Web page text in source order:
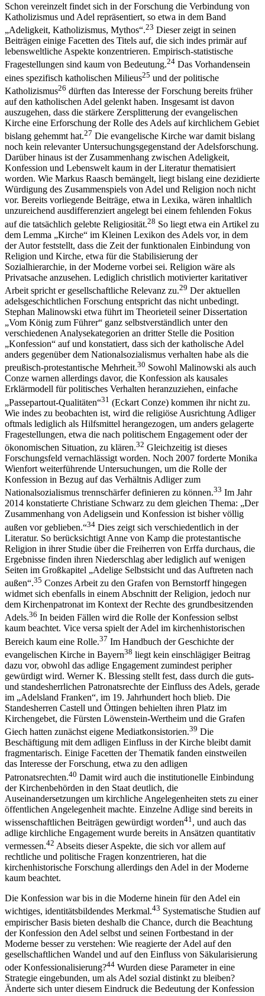
Schon vereinzelt findet sich in der Forschung die Verbindung von
Katholizismus und Adel repräsentiert, so etwa in dem Band
„Adeligkeit, Katholizismus, Mythos“.23 Dieser zeigt in seinen
Beiträgen einige Facetten des Titels auf, die sich indes primär auf
lebensweltliche Aspekte konzentrieren. Empirisch-statistische
Fragestellungen sind kaum von Bedeutung.24 Das Vorhandensein
eines spezifisch katholischen Milieus25 und der politische
Katholizismus26 dürften das Interesse der Forschung bereits früher
auf den katholischen Adel gelenkt haben. Insgesamt ist davon
auszugehen, dass die stärkere Zersplitterung der evangelischen
Kirche eine Erforschung der Rolle des Adels auf kirchlichem Gebiet
bislang gehemmt hat.27 Die evangelische Kirche war damit bislang
noch kein relevanter Untersuchungsgegenstand der Adelsforschung.
Darüber hinaus ist der Zusammenhang zwischen Adeligkeit,
Konfession und Lebenswelt kaum in der Literatur thematisiert
worden. Wie Markus Raasch bemängelt, liegt bislang eine dezidierte
Würdigung des Zusammenspiels von Adel und Religion noch nicht
vor. Bereits vorliegende Beiträge, etwa in Lexika, wären inhaltlich
unzureichend ausdifferenziert angelegt bei einem fehlenden Fokus
auf die tatsächlich gelebte Religiosität.28 So liegt etwa ein Artikel zu
dem Lemma „Kirche“ im Kleinen Lexikon des Adels vor, in dem
der Autor feststellt, dass die Zeit der funktionalen Einbindung von
Religion und Kirche, etwa für die Stabilisierung der
Sozialhierarchie, in der Moderne vorbei sei. Religion wäre als
Privatsache anzusehen. Lediglich christlich motivierter karitativer
Arbeit spricht er gesellschaftliche Relevanz zu.29 Der aktuellen
adelsgeschichtlichen Forschung entspricht das nicht unbedingt.
Stephan Malinowski etwa führt im Theorieteil seiner Dissertation
„Vom König zum Führer“ ganz selbstverständlich unter den
verschiedenen Analysekategorien an dritter Stelle die Position
„Konfession“ auf und konstatiert, dass sich der katholische Adel
anders gegenüber dem Nationalsozialismus verhalten habe als die
preußisch-protestantische Mehrheit.30 Sowohl Malinowski als auch
Conze warnen allerdings davor, die Konfession als kausales
Erklärmodell für politisches Verhalten heranzuziehen, einfache
„Passepartout-Qualitäten“31 (Eckart Conze) kommen ihr nicht zu.
Wie indes zu beobachten ist, wird die religiöse Ausrichtung Adliger
oftmals lediglich als Hilfsmittel herangezogen, um anders gelagerte
Fragestellungen, etwa die nach politischem Engagement oder der
ökonomischen Situation, zu klären.32 Gleichzeitig ist dieses
Forschungsfeld vernachlässigt worden. Noch 2007 forderte Monika
Wienfort weiterführende Untersuchungen, um die Rolle der
Konfession in Bezug auf das Verhältnis Adliger zum
Nationalsozialismus trennschärfer definieren zu können.33 Im Jahr
2014 konstatierte Christiane Schwarz zu dem gleichen Thema: „Der
Zusammenhang von Adeligsein und Konfession ist bisher völlig
außen vor geblieben.“34 Dies zeigt sich verschiedentlich in der
Literatur. So berücksichtigt Anne von Kamp die protestantische
Religion in ihrer Studie über die Freiherren von Erffa durchaus, die
Ergebnisse finden ihren Niederschlag aber lediglich auf wenigen
Seiten im Großkapitel „Adelige Selbstsicht und das Auftreten nach
außen“.35 Conzes Arbeit zu den Grafen von Bernstorff hingegen
widmet sich ebenfalls in einem Abschnitt der Religion, jedoch nur
dem Kirchenpatronat im Kontext der Rechte des grundbesitzenden
Adels.36 In beiden Fällen wird die Rolle der Konfession selbst
kaum beachtet. Vice versa spielt der Adel im kirchenhistorischen
Bereich kaum eine Rolle.37 Im Handbuch der Geschichte der
evangelischen Kirche in Bayern38 liegt kein einschlägiger Beitrag
dazu vor, obwohl das adlige Engagement zumindest peripher
gewürdigt wird. Werner K. Blessing stellt fest, dass durch die guts-
und standesherrlichen Patronatsrechte der Einfluss des Adels, gerade
im „Adelsland Franken“, im 19. Jahrhundert hoch blieb. Die
Standesherren Castell und Öttingen behielten ihren Platz im
Kirchengebet, die Fürsten Löwenstein-Wertheim und die Grafen
Giech hatten zunächst eigene Mediatkonsistorien.39 Die
Beschäftigung mit dem adligen Einfluss in der Kirche bleibt damit
fragmentarisch. Einige Facetten der Thematik fanden einstweilen
das Interesse der Forschung, etwa zu den adligen
Patronatsrechten.40 Damit wird auch die institutionelle Einbindung
der Kirchenbehörden in den Staat deutlich, die
Auseinandersetzungen um kirchliche Angelegenheiten stets zu einer
öffentlichen Angelegenheit machte. Einzelne Adlige sind bereits in
wissenschaftlichen Beiträgen gewürdigt worden41 , und auch das
adlige kirchliche Engagement wurde bereits in Ansätzen quantitativ
vermessen.42 Abseits dieser Aspekte, die sich vor allem auf
rechtliche und politische Fragen konzentrieren, hat die
kirchenhistorische Forschung allerdings den Adel in der Moderne
kaum beachtet.
Die Konfession war bis in die Moderne hinein für den Adel ein
wichtiges, identitätsbildendes Merkmal.43 Systematische Studien auf
empirischer Basis bieten deshalb die Chance, durch die Beachtung
der Konfession den Adel selbst und seinen Fortbestand in der
Moderne besser zu verstehen: Wie reagierte der Adel auf den
gesellschaftlichen Wandel und auf den Einfluss von Säkularisierung
oder Konfessionalisierung?44 Wurden diese Parameter in eine
Strategie eingebunden, um als Adel sozial distinkt zu bleiben?
Änderte sich unter diesem Eindruck die Bedeutung der Konfession